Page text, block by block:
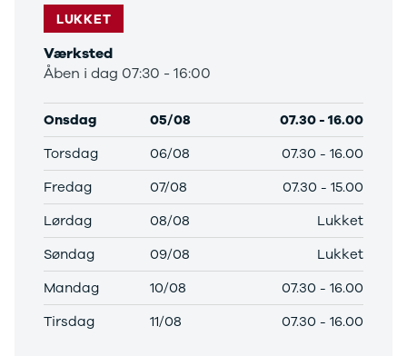
Modeller
Privatleasing
Tilbud
IONIQ 5
Modeller
Anmeldelser
Privatleasing
Tilbud
IONIQ 5 N
Modeller
Anmeldelser
Privatleasing
Tilbud
IONIQ 6
Modeller
Panda
500e
500X
Tipo
Doblo Cargo
Ducato 33
Ducato 35
Talento
Ford
Se alle Ford
Elbil
SUV
Stationcar
Værksted
Åben i dag 07:30 - 16:00
LUKKET
Onsdag 05/08 07.30- 16.00
Torsdag
06/08 07.30 - 16.00
Fredag
07/08 07.30 - 15.00
Lørdag
08/08
Lukket
Søndag
09/08
Lukket
Mandag
10/08 07.30 - 16.00
Tirsdag
11/08 07.30 - 16.00